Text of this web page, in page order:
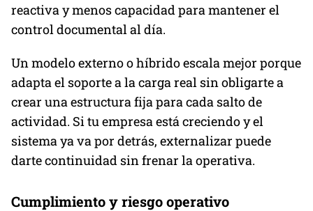
reactiva y menos capacidad para mantener el
control documental al día.
Un modelo externo o híbrido escala mejor porque
adapta el soporte a la carga real sin obligarte a
crear una estructura fija para cada salto de
actividad. Si tu empresa está creciendo y el
sistema ya va por detrás, externalizar puede
darte continuidad sin frenar la operativa.
Cumplimiento y riesgo operativo